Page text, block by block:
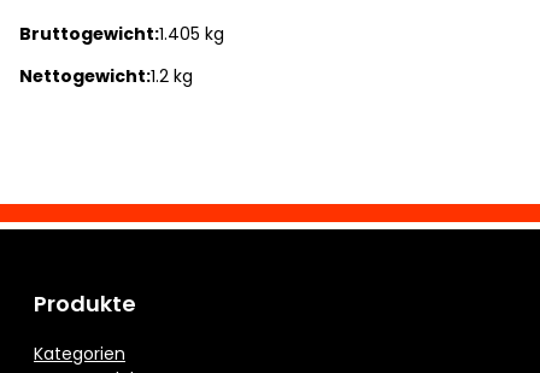
Bruttogewicht:1.405 kg
Nettogewicht:1.2 kg
Produkte
Kategorien